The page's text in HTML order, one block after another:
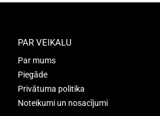
PAR VEIKALU
Par mums
Piegāde
Privātuma politika
Noteikumi un nosacījumi